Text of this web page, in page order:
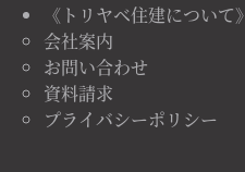
《トリヤベ住建について》
会社案内
お問い合わせ
資料請求
プライバシーポリシー